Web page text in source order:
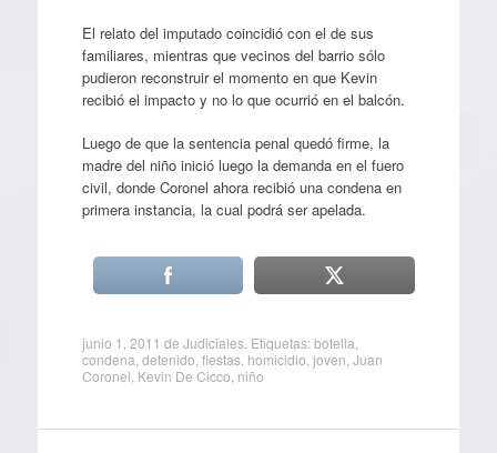
El relato del imputado coincidió con el de sus
familiares, mientras que vecinos del barrio sólo
pudieron reconstruir el momento en que Kevin
recibió el impacto y no lo que ocurrió en el balcón.
Luego de que la sentencia penal quedó firme, la
madre del niño inició luego la demanda en el fuero
civil, donde Coronel ahora recibió una condena en
primera instancia, la cual podrá ser apelada.
junio 1, 2011 de Judiciales. Etiquetas:botella
condena detenido fiestas, homicidio joven Juan
Coronel Kevin De Cicco niño